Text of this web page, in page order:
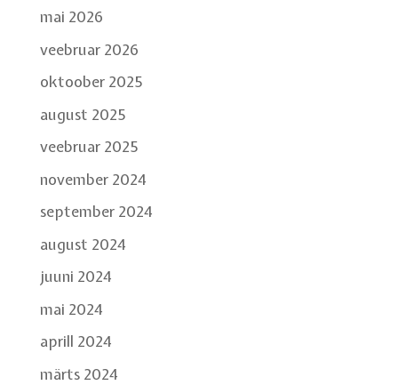
mai 2026
veebruar 2026
oktoober 2025
august 2025
veebruar 2025
november 2024
september 2024
august 2024
juuni 2024
mai 2024
aprill 2024
märts 2024